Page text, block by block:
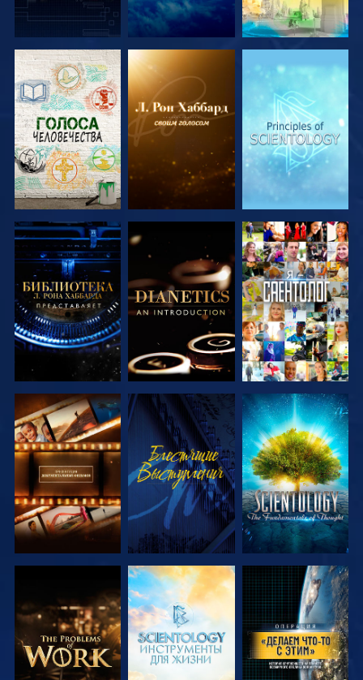
СМОТРЕТЬ
ПЕРЕДАЧИ
СМОТРЕТЬ
ПЕРЕДАЧИ
СМОТРЕТЬ
ПЕРЕДАЧИ
СМОТРЕТЬ
ПЕРЕДАЧИ
СМОТРЕТЬ
ПЕРЕДАЧИ
СМОТРЕТЬ
СМОТРЕТЬ
ПЕРЕДАЧИ
СМОТРЕТЬ
СМОТРЕТЬ
ПЕРЕДАЧИ
СМОТРЕТЬ
ПЕРЕДАЧИ
СМОТРЕТЬ
ПЕРЕДАЧИ
СМОТРЕТЬ